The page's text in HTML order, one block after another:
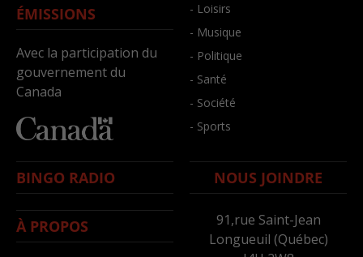
ÉMISSIONS
Avec la participation du
gouvernement du
Canada
- Loisirs
- Musique
- Politique
- Santé
- Société
- Sports
BINGO RADIO
À PROPOS
NOUS JOINDRE
91,rue Saint-Jean
Longueuil (Québec)